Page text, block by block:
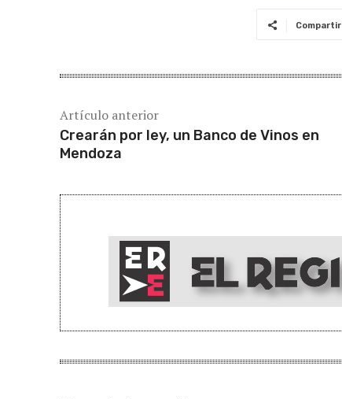
Compartir
Artículo anterior
Crearán por ley, un Banco de Vinos en
Mendoza